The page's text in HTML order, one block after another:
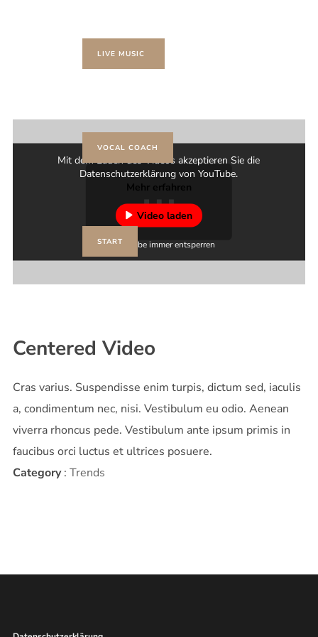
LIVE MUSIC
VOCAL COACH
START
Mit dem Laden des Videos akzeptieren Sie die
Datenschutzerklärung von YouTube.
Mehr erfahren
Video laden
YouTube immer entsperren
Centered Video
Cras varius. Suspendisse enim turpis, dictum sed, iaculis
a, condimentum nec, nisi. Vestibulum eu odio. Aenean
viverra rhoncus pede. Vestibulum ante ipsum primis in
faucibus orci luctus et ultrices posuere.
Category : Trends